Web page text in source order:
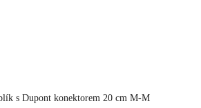
s Dupont konektorem 20 cm M-M